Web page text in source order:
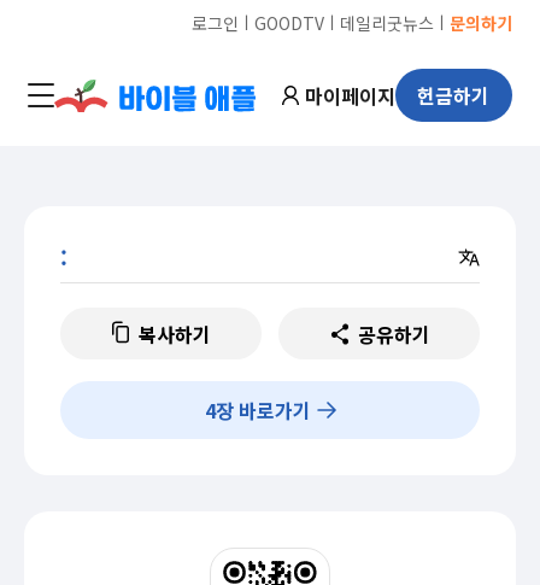
로그인 ㅣ GOODTVㅣ 데일리굿뉴스 ㅣ 문의하기
마이페이지 헌금하기
:
복사하기 공유하기
4장 바로가기